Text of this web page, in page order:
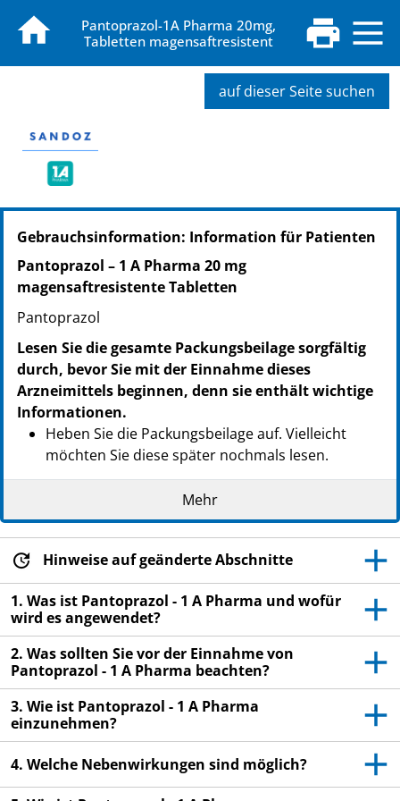
Pantoprazol-1A Pharma 20mg,
Tabletten magensaftresistent
auf dieser Seite suchen
PZN: 05046863
PPN: 110504686393
NTIN: 04150050468636
PZN: 05046900
NTIN: 04150050469008
PZN: 05046952
PPN: 110504695281
NTIN: 04150050469527
PZN: 05046975
PPN: 110504697537
NTIN: 04150050469756
PZN: 00938982
NTIN: 04150009389821
PZN: 00939289
PPN: 110093928974
NTIN: 04150009392890
PZN: 00939295
PPN: 110093929540
NTIN: 04150009392951
PZN: 05395954
PPN: 110539595451
NTIN: 04150053959544
Gebrauchsinformation: Information für Patienten
Pantoprazol – 1 A Pharma 20 mg
magensaftresistente Tabletten
Pantoprazol
Lesen Sie die gesamte Packungsbeilage sorgfältig
durch, bevor Sie mit der Einnahme dieses
Arzneimittels beginnen, denn sie enthält wichtige
Informationen.
Heben Sie die Packungsbeilage auf. Vielleicht
möchten Sie diese später nochmals lesen.
Wenn Sie weitere Fragen haben, wenden Sie sich
an Ihren Arzt, Apotheker oder das medizinische
Fachpersonal.
Dieses Arzneimittel wurde Ihnen persönlich
verschrieben. Geben Sie es nicht an Dritte weiter.
Es kann anderen Menschen schaden, auch wenn
diese die gleichen Beschwerden haben wie Sie.
Wenn Sie Nebenwirkungen bemerken, wenden Sie
sich an Ihren Arzt oder Apotheker. Dies gilt auch
für Nebenwirkungen, die nicht in dieser
Packungsbeilage angegeben sind. Siehe Abschnitt
4.
Mehr
Hinweise auf geänderte Abschnitte
1. Was ist Pantoprazol - 1 A Pharma und wofür
wird es angewendet?
2. Was sollten Sie vor der Einnahme von
Pantoprazol - 1 A Pharma beachten?
3. Wie ist Pantoprazol - 1 A Pharma
einzunehmen?
4. Welche Nebenwirkungen sind möglich?